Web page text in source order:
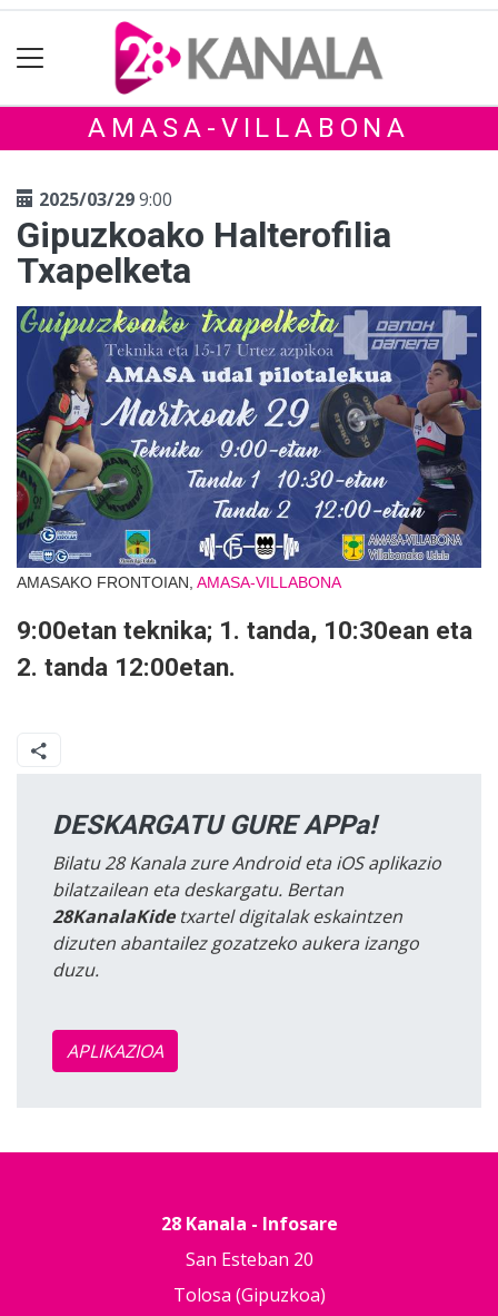
AMASA-VILLABONA
2025/03/299:00
Gipuzkoako Halterofilia
Txapelketa
AMASAKO FRONTOIAN, AMASA-VILLABONA
9:00etan teknika; 1. tanda, 10:30ean eta
2. tanda 12:00etan.
DESKARGATU GURE APPa!
Bilatu 28 Kanala zure Android eta iOS aplikazio
bilatzailean eta deskargatu. Bertan
28KanalaKidetxartel digitalak eskaintzen
dizuten abantailez gozatzeko aukera izango
duzu.
APLIKAZIOA
28 Kanala - Infosare
San Esteban 20
Tolosa (Gipuzkoa)